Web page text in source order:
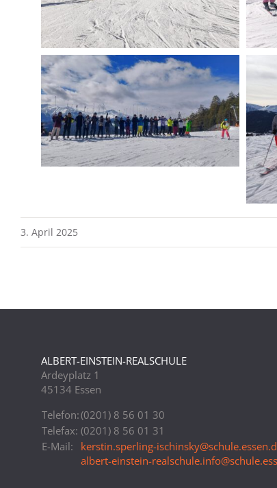
3. April 2025
ALBERT-EINSTEIN-REALSCHULE
Ardeyplatz 1
45134 Essen
Telefon:(0201) 8 56 01 30
Telefax: (0201) 8 56 01 31
E-Mail:
kerstin.sperling-ischinsky@
albert-einstein-realschule.info@